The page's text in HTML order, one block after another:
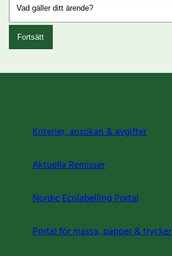
Fortsätt
Kriterier, ansökan & avgifter
Aktuella Remisser
Nordic Ecolabelling Portal
Portal för massa, papper &